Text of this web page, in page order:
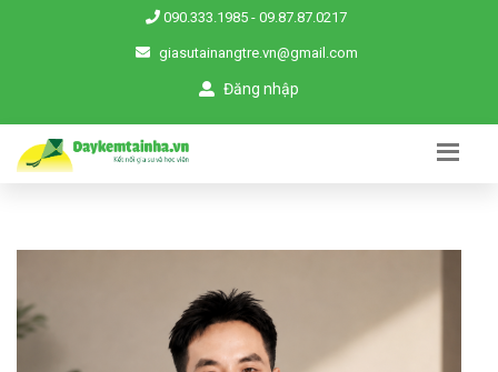
090.333.1985 - 09.87.87.0217
giasutainangtre.vn@gmail.com
Đăng nhập